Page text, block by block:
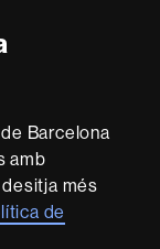
Barcelona
amb
més
de
Sobre el
web UAB